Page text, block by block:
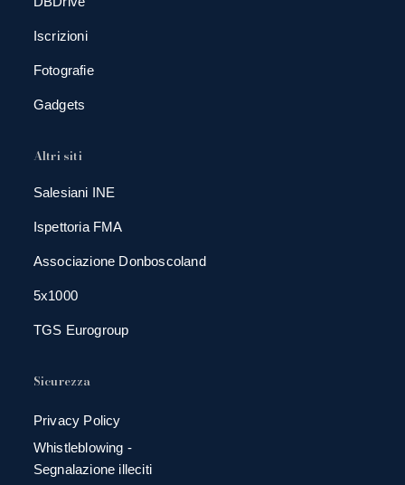
Iscrizioni
Fotografie
Gadgets
Altri siti
Salesiani INE
Ispettoria FMA
Associazione Donboscoland
5x1000
TGS Eurogroup
Sicurezza
Privacy Policy
Whistleblowing -
Segnalazione illeciti